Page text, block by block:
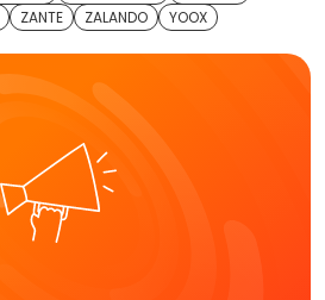
ZANTE ZALANDO YOOX